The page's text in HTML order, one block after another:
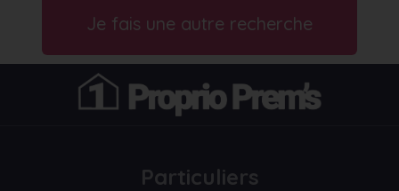
Je fais une autre recherche
Particuliers